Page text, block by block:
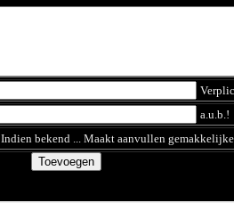
a.u.b.!
Indien bekend ... Maakt aanvullen